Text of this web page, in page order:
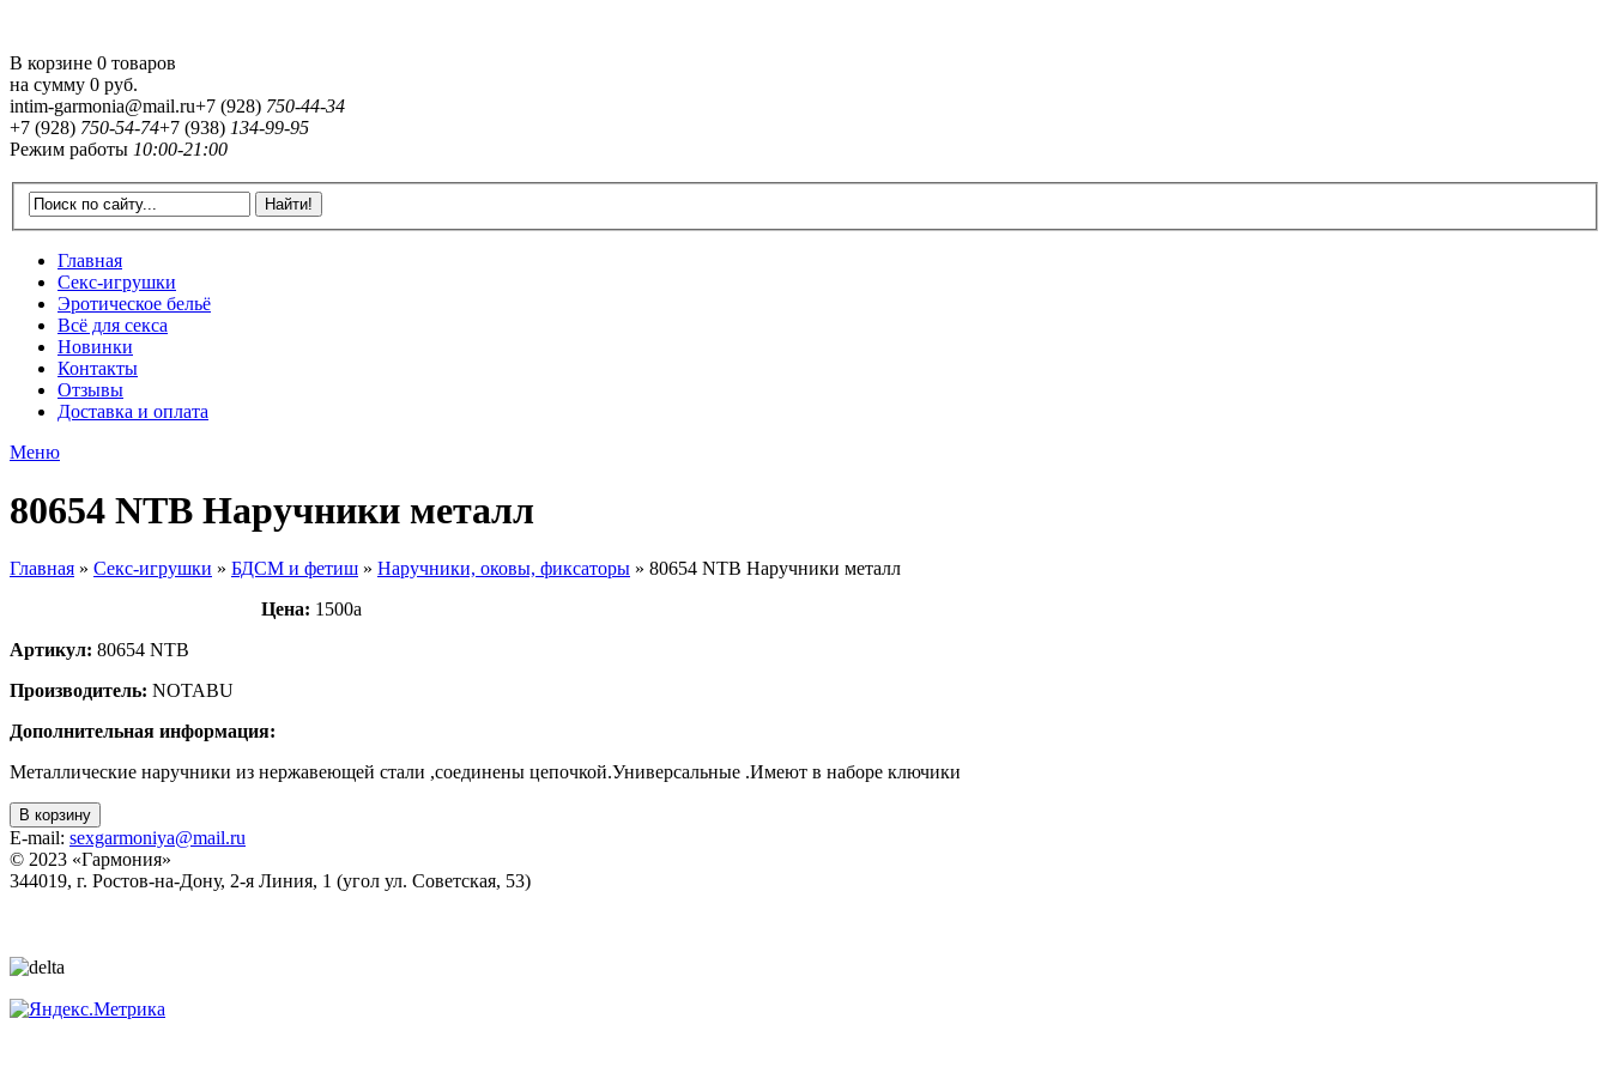
В корзине 0 товаров
на сумму 0 руб.
intim-garmonia@mail.ru+7 (928) 750-44-34
+7 (928) 750-54-74+7 (938) 134-99-95
Режим работы 10:00-21:00
Главная
Секс-игрушки
Эротическое бельё
Всё для секса
Новинки
Контакты
Отзывы
Доставка и оплата
Меню
80654 NTB Наручники металл
Главная » Секс-игрушки » БДСМ и фетиш » Наручники, оковы, фиксаторы » 80654 NTB Наручники металл
Цена: 1500a
Артикул: 80654 NTB
Производитель: NOTABU
Дополнительная информация:
Металлические наручники из нержавеющей стали ,соединены цепочкой.Универсальные .Имеют в наборе ключики
В корзину
E-mail: sexgarmoniya@mail.ru
© 2023 «Гармония»
344019, г. Ростов-на-Дону, 2-я Линия, 1 (угол ул. Советская, 53)